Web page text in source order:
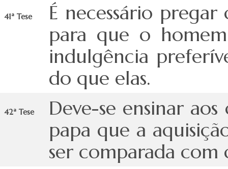
41ª Tese
É necessário
para que o
indulgência
do que elas.
42ª Tese
Deve-se ensinar
papa que a
ser comparada